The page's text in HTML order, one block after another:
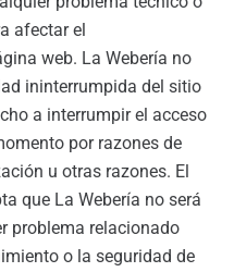
afectar el
web. La Webería no
ininterrumpida del sitio
a interrumpir el acceso
por razones de
u otras razones. El
que La Webería no será
problema relacionado
o la seguridad de